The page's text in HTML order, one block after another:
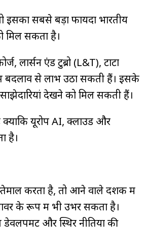
इसका सबसे बड़ा फायदा भारतीय
मिल सकता है।
लार्सन एंड टुब्रो (L&T), टाटा
बदलाव से लाभ उठा सकती हैं। इसके
देखने को मिल सकती हैं।
यूरोप AI, क्लाउड और
है।
करता है, तो आने वाले दशक में
के रूप में भी उभर सकता है।
और स्थिर नीतियों की